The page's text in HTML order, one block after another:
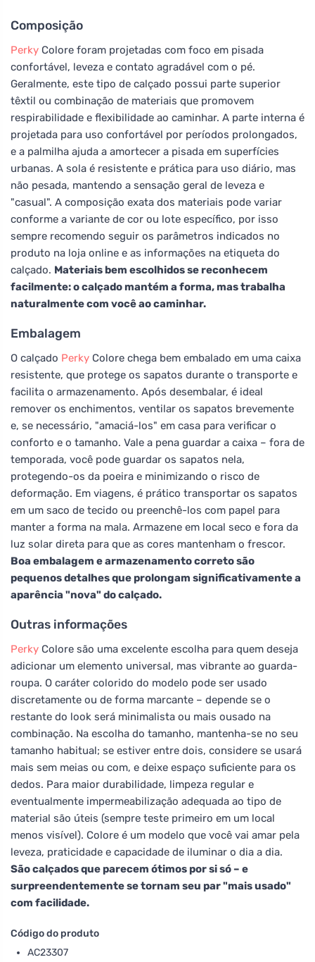
Composição
Perky Colore foram projetadas com foco em pisada
confortável, leveza e contato agradável com o pé.
Geralmente, este tipo de calçado possui parte superior
têxtil ou combinação de materiais que promovem
respirabilidade e flexibilidade ao caminhar. A parte interna é
projetada para uso confortável por períodos prolongados,
e a palmilha ajuda a amortecer a pisada em superfícies
urbanas. A sola é resistente e prática para uso diário, mas
não pesada, mantendo a sensação geral de leveza e
"casual". A composição exata dos materiais pode variar
conforme a variante de cor ou lote específico, por isso
sempre recomendo seguir os parâmetros indicados no
produto na loja online e as informações na etiqueta do
calçado. Materiais bem escolhidos se reconhecem
facilmente: o calçado mantém a forma, mas trabalha
naturalmente com você ao caminhar.
Embalagem
O calçado Perky Colore chega bem embalado em uma caixa
resistente, que protege os sapatos durante o transporte e
facilita o armazenamento. Após desembalar, é ideal
remover os enchimentos, ventilar os sapatos brevemente
e, se necessário, "amaciá-los" em casa para verificar o
conforto e o tamanho. Vale a pena guardar a caixa – fora de
temporada, você pode guardar os sapatos nela,
protegendo-os da poeira e minimizando o risco de
deformação. Em viagens, é prático transportar os sapatos
em um saco de tecido ou preenchê-los com papel para
manter a forma na mala. Armazene em local seco e fora da
luz solar direta para que as cores mantenham o frescor.
Boa embalagem e armazenamento correto são
pequenos detalhes que prolongam significativamente a
aparência "nova" do calçado.
Outras informações
Perky Colore são uma excelente escolha para quem deseja
adicionar um elemento universal, mas vibrante ao guarda-
roupa. O caráter colorido do modelo pode ser usado
discretamente ou de forma marcante – depende se o
restante do look será minimalista ou mais ousado na
combinação. Na escolha do tamanho, mantenha-se no seu
tamanho habitual; se estiver entre dois, considere se usará
mais sem meias ou com, e deixe espaço suficiente para os
dedos. Para maior durabilidade, limpeza regular e
eventualmente impermeabilização adequada ao tipo de
material são úteis (sempre teste primeiro em um local
menos visível). Colore é um modelo que você vai amar pela
leveza, praticidade e capacidade de iluminar o dia a dia.
São calçados que parecem ótimos por si só – e
surpreendentemente se tornam seu par "mais usado"
com facilidade.
Código do produto
AC23307